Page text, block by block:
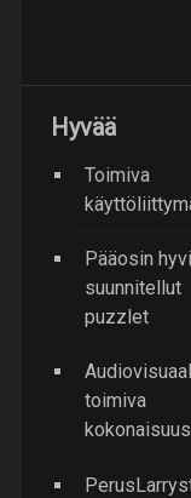
Hyvää
Toimiva
Pääosin
suunnitellut
puzzlet
toimiva
kokonaisuus